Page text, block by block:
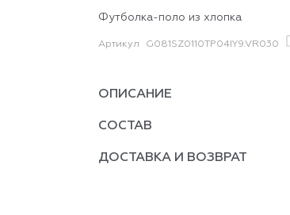
Футболка-поло из хлопка
Артикул G081SZ0110TP04IY9.VR030
ОПИСАНИЕ
СОСТАВ
ДОСТАВКА И ВОЗВРАТ